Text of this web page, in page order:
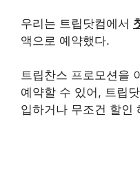
우리는 트립닷컴에서
액으로 예약했다.
트립찬스 프로모션을
예약할 수 있어, 트립
입하거나 무조건 할인